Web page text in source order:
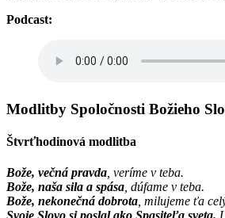
Podcast:
Modlitby Spoločnosti Božieho
Štvrťhodinová modlitba
Bože, večná pravda , veríme v teba.
Bože, naša sila a spása , dúfame v teba.
Bože, nekonečná dobrota , milujeme ťa